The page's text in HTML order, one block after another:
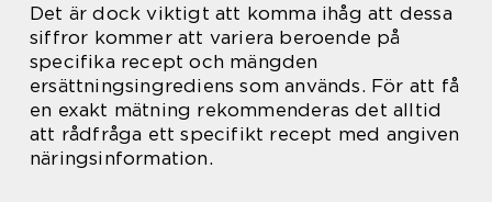
Det är dock viktigt att komma ihåg att dessa
siffror kommer att variera beroende på
specifika recept och mängden
ersättningsingrediens som används. För att få
en exakt mätning rekommenderas det alltid
att rådfråga ett specifikt recept med angiven
näringsinformation.